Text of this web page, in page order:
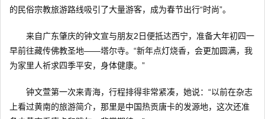
的民俗宗教旅游路线吸引了大量游客，成为春节出行“时尚”。
来自广东肇庆的钟文宣与朋友2日便抵达西宁，准备大年初四一
早前往藏传佛教圣地——塔尔寺。“新年点灯烧香，会更加圆满，我
为家里人祈求四季平安，身体健康。”
钟文萱第一次来青海，行程排得非常紧凑，她说：“以前在杂志
上看过黄南的旅游简介，那里是中国热贡唐卡的发源地，这次还准